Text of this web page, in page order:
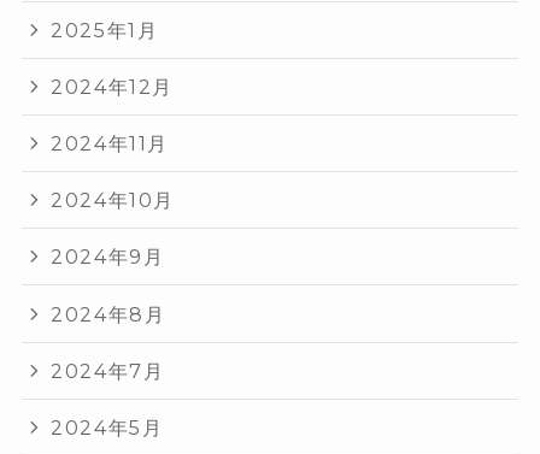
2025年1月
2024年12月
2024年11月
2024年10月
2024年9月
2024年8月
2024年7月
2024年5月